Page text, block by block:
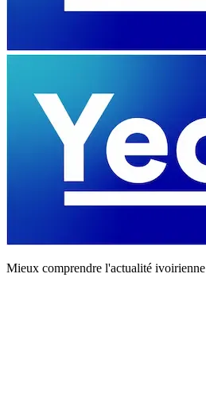
Mieux comprendre l'actualité ivoirienne